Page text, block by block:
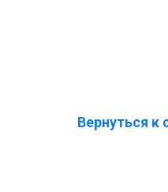
Вернуться к